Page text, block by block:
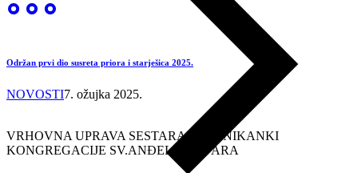
Održan prvi dio susreta priora i starješica 2025.
NOVOSTI7. ožujka 2025.
VRHOVNA UPRAVA SESTARA DOMINIKANKI
KONGREGACIJE SV.ANĐELA ČUVARA